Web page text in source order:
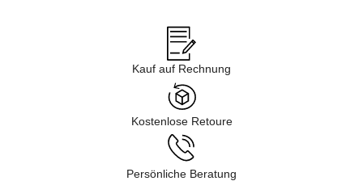
Kauf auf Rechnung
Kostenlose Retoure
Persönliche Beratung